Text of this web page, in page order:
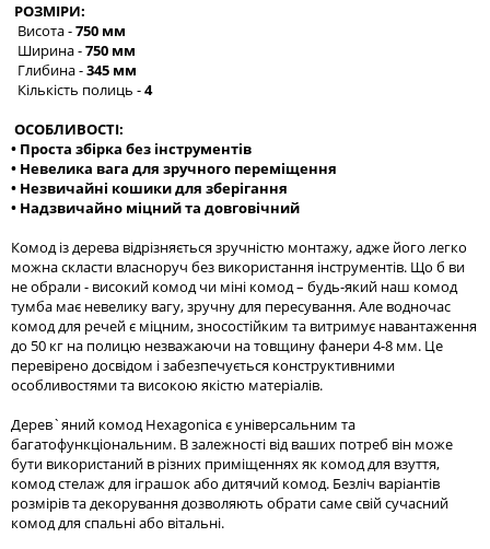
РОЗМІРИ:
Висота -750 мм
Ширина -750 мм
Глибина -345 мм
Кількість полиць -4
ОСОБЛИВОСТІ:
• Проста збірка без інструментів
• Невелика вага для зручного переміщення
• Незвичайні кошики для зберігання
• Надзвичайно міцний та довговічний
Комод із дерева відрізняється зручністю монтажу, адже його легко
можна скласти власноруч без використання інструментів. Що б ви
не обрали - високий комод чи міні комод – будь-який наш комод
тумба має невелику вагу, зручну для пересування. Але водночас
комод для речей є міцним, зносостійким та витримує навантаження
до 50 кг на полицю незважаючи на товщину фанери 4-8 мм. Це
перевірено досвідом і забезпечується конструктивними
особливостями та високою якістю матеріалів.
Дерев`яний комод Hexagonica є універсальним та
багатофункціональним. В залежності від ваших потреб він може
бути використаний в різних приміщеннях як комод для взуття,
комод стелаж для іграшок або дитячий комод. Безліч варіантів
розмірів та декорування дозволяють обрати саме свій сучасний
комод для спальні або вітальні.